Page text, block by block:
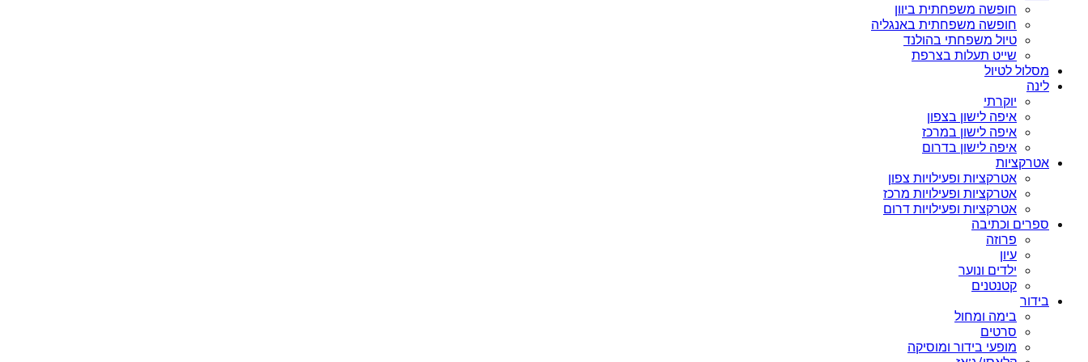
חופשה משפחתית ביוון
חופשה משפחתית באנגליה
טיול משפחתי בהולנד
שייט תעלות בצרפת
מסלול לטיול
לינה
יוקרתי
איפה לישון בצפון
איפה לישון במרכז
איפה לישון בדרום
אטרקציות
אטרקציות ופעילויות צפון
אטרקציות ופעילויות מרכז
אטרקציות ופעילויות דרום
ספרים וכתיבה
פרוזה
עיון
ילדים ונוער
קטנטנים
בידור
בימה ומחול
סרטים
מופעי בידור ומוסיקה